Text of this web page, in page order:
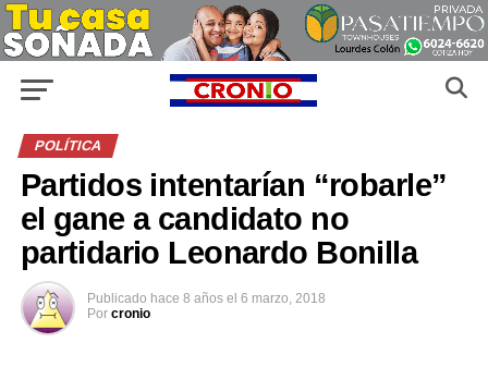
POLÍTICA
Partidos intentarían “robarle”
el gane a candidato no
partidario Leonardo Bonilla
Publicado hace 8 años el 6 marzo, 2018
Por cronio